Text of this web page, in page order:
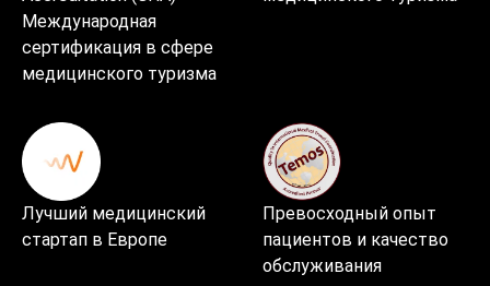
Международная
сертификация в сфере
медицинского туризма
Лучший медицинский
стартап в Европе
Превосходный опыт
пациентов и качество
обслуживания